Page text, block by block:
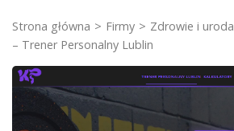
Strona główna > Firmy > Zdrowie i uroda
– Trener Personalny Lublin